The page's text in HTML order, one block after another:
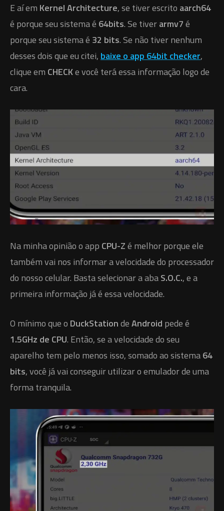
E aí em Kernel Architecture, se tiver escrito aarch64
é porque seu sistema é 64bits. Se tiverarmv7é
porque seu sistema é 32 bits. Se não tiver nenhum
desses dois que eu citei,baixe o app 64bit checker,
clique em CHECKe você terá essa informação logo de
cara.
Na minha opinião o app CPU-Zé melhor porque ele
também vai nos informar a velocidade do processador
do nosso celular. Basta selecionar a abaS.O.C., e a
primeira informação já é essa velocidade.
O mínimo que o DuckStationdeAndroid pede é
1.5GHz de CPU. Então, se a velocidade do seu
aparelho tem pelo menos isso, somado ao sistema64
bits, você já vai conseguir utilizar o emulador de uma
forma tranquila.